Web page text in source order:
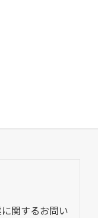
関するお問い